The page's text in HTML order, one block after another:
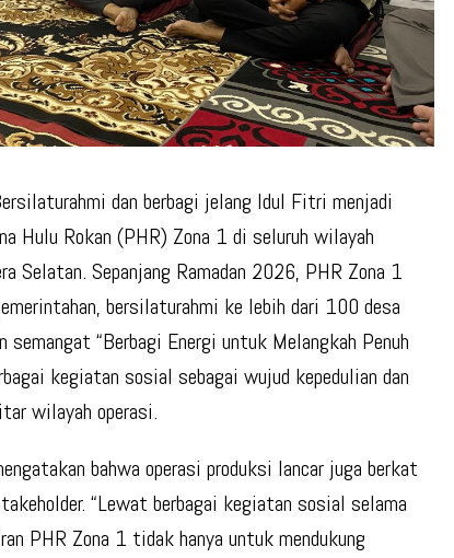
dan berbagi jelang Idul Fitri menjadi
Hulu Rokan (PHR) Zona 1 di seluruh wilayah
Selatan. Sepanjang Ramadan 2026, PHR Zona 1
bersilaturahmi ke lebih dari 100 desa
semangat “Berbagi Energi untuk Melangkah Penuh
kegiatan sosial sebagai wujud kepedulian dan
wilayah operasi.
bahwa operasi produksi lancar juga berkat
“Lewat berbagai kegiatan sosial selama
PHR Zona 1 tidak hanya untuk mendukung